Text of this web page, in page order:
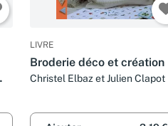
LIVRE
Broderie déco et création
Christel Elbaz et Julien Clapot